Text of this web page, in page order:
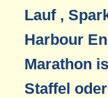
Lauf ,
Harbour
Marathon
Staffel